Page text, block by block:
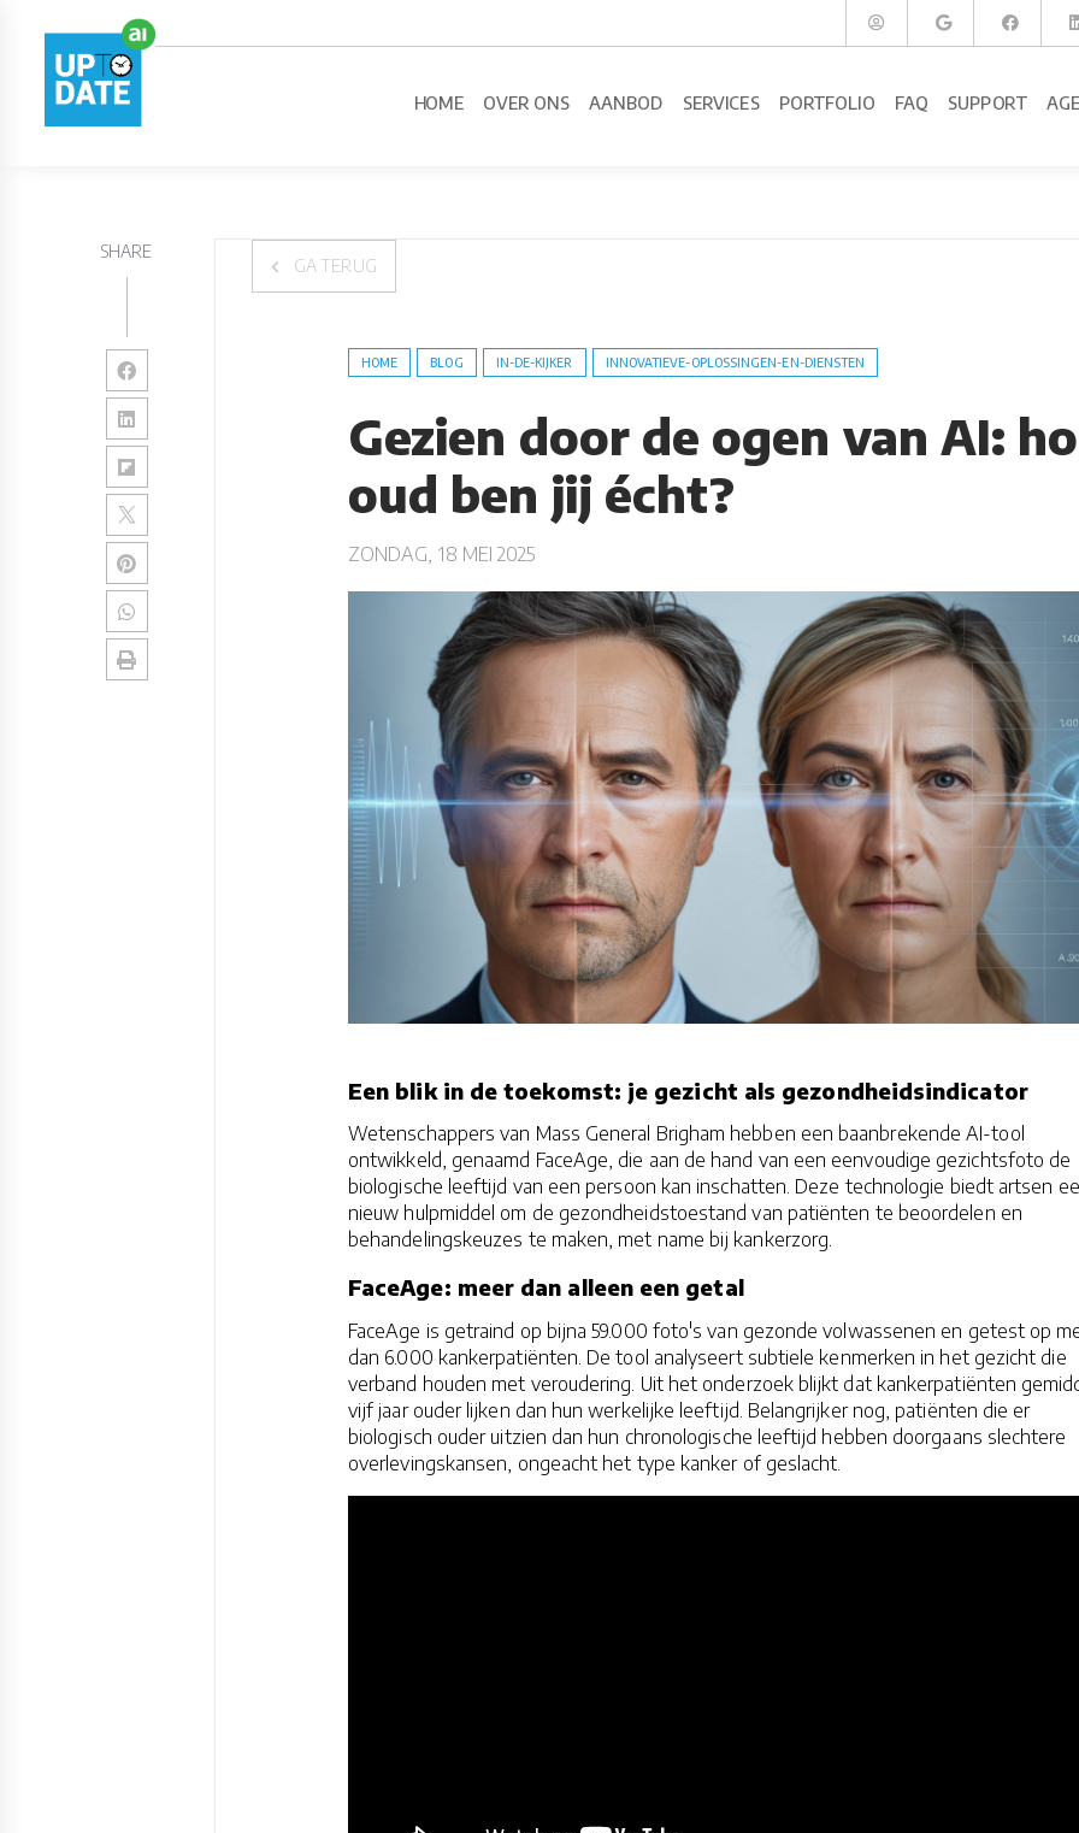
HOME OVER ONS AANBOD SERVICES PORTFOLIO FAQ SUPPORT
SHARE
GA TERUG
HOME BLOG IN-DE-KIJKER INNOVATIEVE-OPLOSSINGEN-EN-DIENSTEN
Gezien door de ogen van AI:
oud ben jij écht?
ZONDAG, 18 MEI 2025
Een blik in de toekomst: je gezicht als gezondheidsindicator
Wetenschappers van Mass General Brigham hebben een baanbrekende AI-tool
ontwikkeld, genaamd FaceAge, die aan de hand van een eenvoudige gezichtsfoto de
biologische leeftijd van een persoon kan inschatten. Deze technologie biedt artsen
nieuw hulpmiddel om de gezondheidstoestand van patiënten te beoordelen en
behandelingskeuzes te maken, met name bij kankerzorg.
FaceAge: meer dan alleen een getal
FaceAge is getraind op bijna 59.000 foto's van gezonde volwassenen en getest op
dan 6.000 kankerpatiënten. De tool analyseert subtiele kenmerken in het gezicht die
verband houden met veroudering. Uit het onderzoek blijkt dat kankerpatiënten
vijf jaar ouder lijken dan hun werkelijke leeftijd. Belangrijker nog, patiënten die er
biologisch ouder uitzien dan hun chronologische leeftijd hebben doorgaans slechtere
overlevingskansen, ongeacht het type kanker of geslacht.